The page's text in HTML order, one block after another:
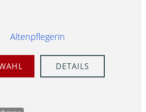
Altenpflegerin
DETAILS